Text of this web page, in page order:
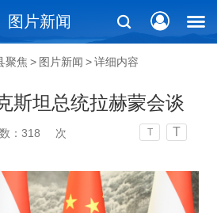
图片新闻
聚焦 > 图片新闻 >详细内容
斯坦总统拉赫蒙会谈
： 318 次 T T